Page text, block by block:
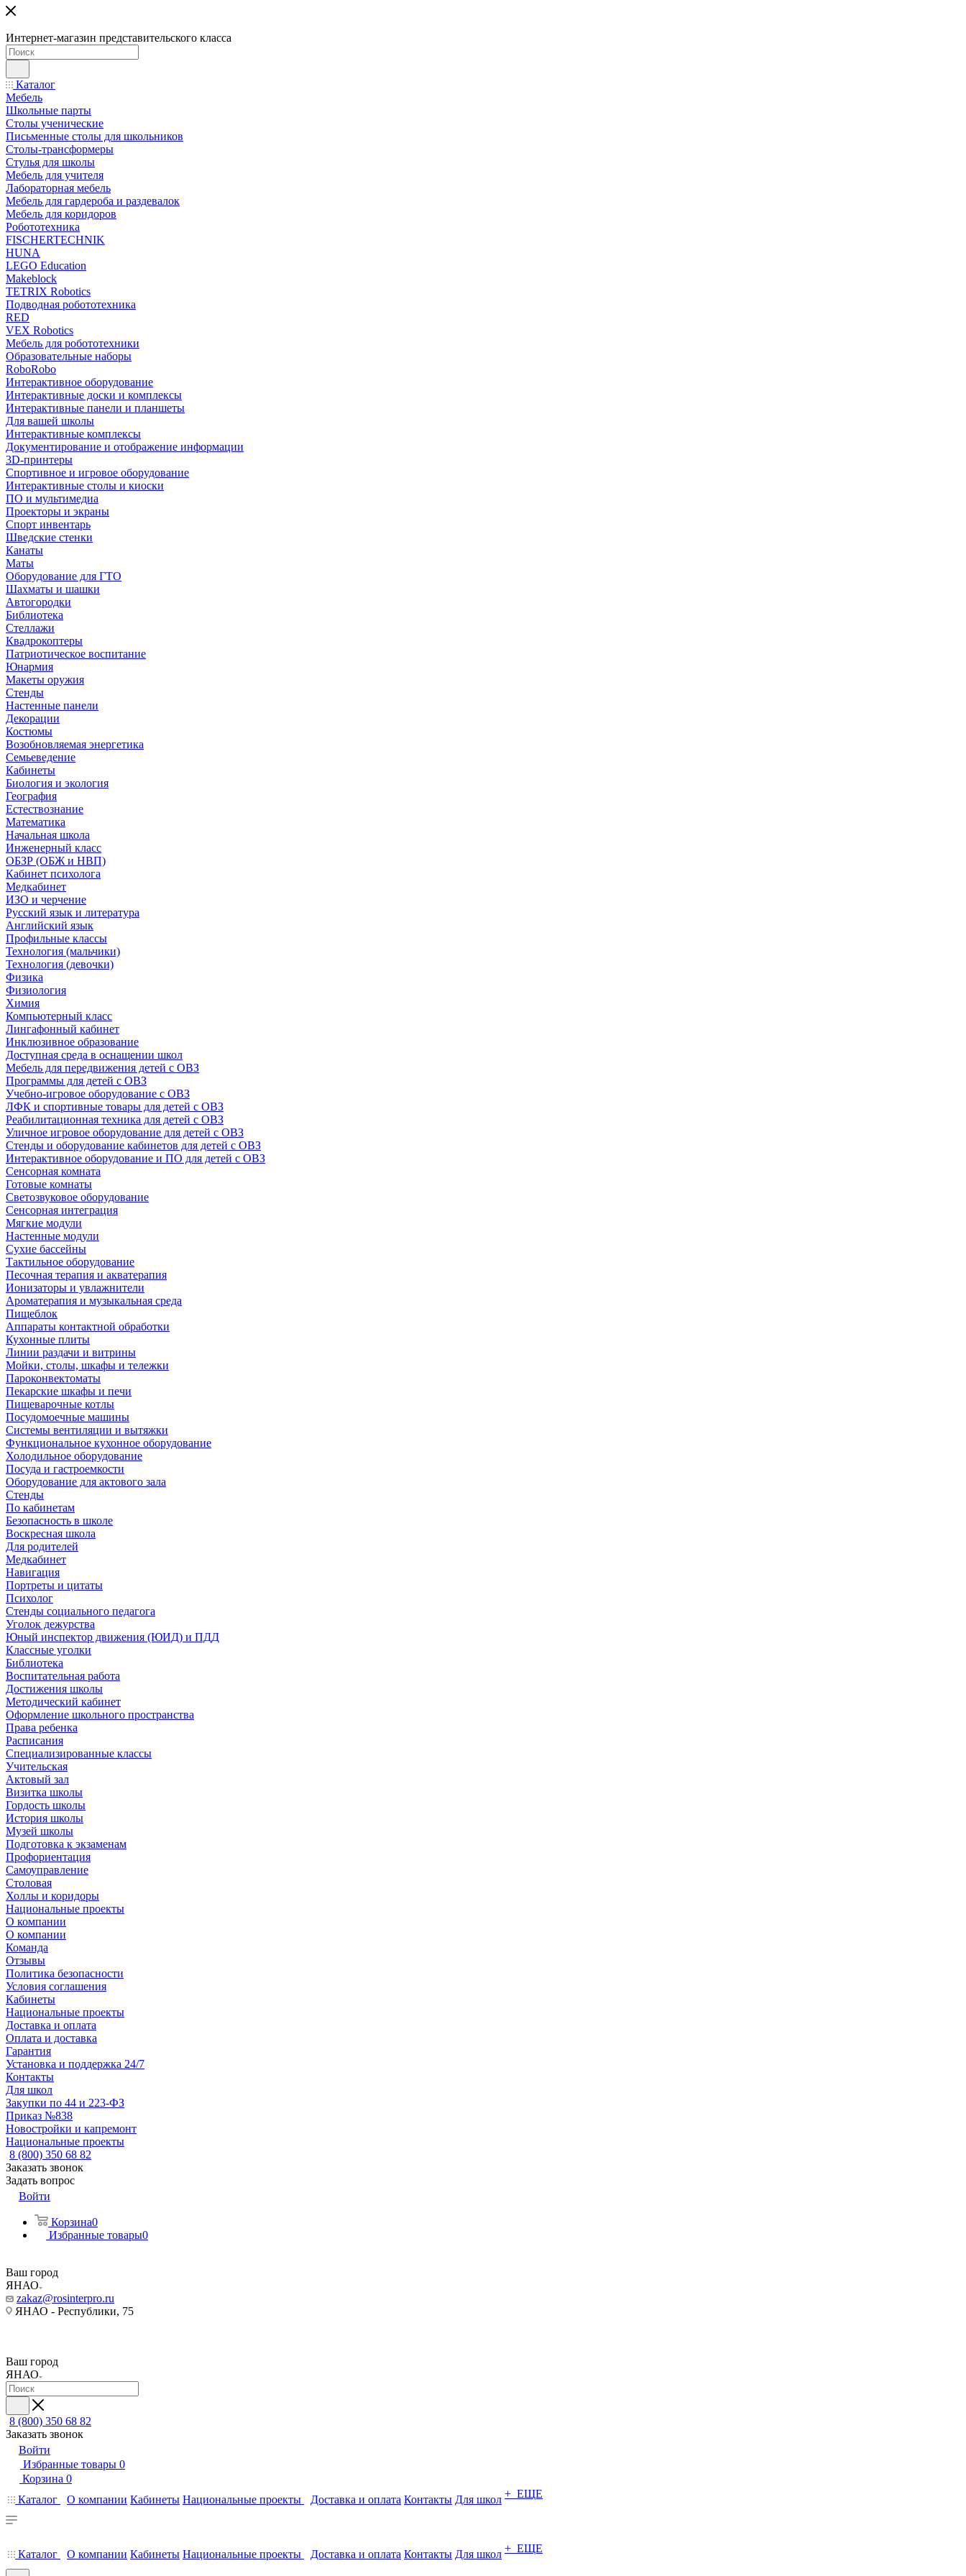
Интернет-магазин представительского класса
Каталог
Мебель
Школьные парты
Столы ученические
Письменные столы для школьников
Столы-трансформеры
Стулья для школы
Мебель для учителя
Лабораторная мебель
Мебель для гардероба и раздевалок
Мебель для коридоров
Робототехника
FISCHERTECHNIK
HUNA
LEGO Education
Makeblock
TETRIX Robotics
Подводная робототехника
RED
VEX Robotics
Мебель для робототехники
Образовательные наборы
RoboRobo
Интерактивное оборудование
Интерактивные доски и комплексы
Интерактивные панели и планшеты
Для вашей школы
Интерактивные комплексы
Документирование и отображение информации
3D-принтеры
Спортивное и игровое оборудование
Интерактивные столы и киоски
ПО и мультимедиа
Проекторы и экраны
Спорт инвентарь
Шведские стенки
Канаты
Маты
Оборудование для ГТО
Шахматы и шашки
Автогородки
Библиотека
Стеллажи
Квадрокоптеры
Патриотическое воспитание
Юнармия
Макеты оружия
Стенды
Настенные панели
Декорации
Костюмы
Возобновляемая энергетика
Семьеведение
Кабинеты
Биология и экология
География
Естествознание
Математика
Начальная школа
Инженерный класс
ОБЗР (ОБЖ и НВП)
Кабинет психолога
Медкабинет
ИЗО и черчение
Русский язык и литература
Английский язык
Профильные классы
Технология (мальчики)
Технология (девочки)
Физика
Физиология
Химия
Компьютерный класс
Лингафонный кабинет
Инклюзивное образование
Доступная среда в оснащении школ
Мебель для передвижения детей с ОВЗ
Программы для детей с ОВЗ
Учебно-игровое оборудование с ОВЗ
ЛФК и спортивные товары для детей с ОВЗ
Реабилитационная техника для детей с ОВЗ
Уличное игровое оборудование для детей с ОВЗ
Стенды и оборудование кабинетов для детей с ОВЗ
Интерактивное оборудование и ПО для детей с ОВЗ
Сенсорная комната
Готовые комнаты
Светозвуковое оборудование
Сенсорная интеграция
Мягкие модули
Настенные модули
Сухие бассейны
Тактильное оборудование
Песочная терапия и акватерапия
Ионизаторы и увлажнители
Ароматерапия и музыкальная среда
Пищеблок
Аппараты контактной обработки
Кухонные плиты
Линии раздачи и витрины
Мойки, столы, шкафы и тележки
Пароконвектоматы
Пекарские шкафы и печи
Пищеварочные котлы
Посудомоечные машины
Системы вентиляции и вытяжки
Функциональное кухонное оборудование
Холодильное оборудование
Посуда и гастроемкости
Оборудование для актового зала
Стенды
По кабинетам
Безопасность в школе
Воскресная школа
Для родителей
Медкабинет
Навигация
Портреты и цитаты
Психолог
Стенды социального педагога
Уголок дежурства
Юный инспектор движения (ЮИД) и ПДД
Классные уголки
Библиотека
Воспитательная работа
Достижения школы
Методический кабинет
Оформление школьного пространства
Права ребенка
Расписания
Специализированные классы
Учительская
Актовый зал
Визитка школы
Гордость школы
История школы
Музей школы
Подготовка к экзаменам
Профориентация
Самоуправление
Столовая
Холлы и коридоры
Национальные проекты
О компании
О компании
Команда
Отзывы
Политика безопасности
Условия соглашения
Кабинеты
Национальные проекты
Доставка и оплата
Оплата и доставка
Гарантия
Установка и поддержка 24/7
Контакты
Для школ
Закупки по 44 и 223-ФЗ
Приказ №838
Новостройки и капремонт
Национальные проекты
8 (800) 350 68 82
Заказать звонок
Задать вопрос
Войти
Корзина0
Избранные товары0
Ваш город
ЯНАО
zakaz@rosinterpro.ru
ЯНАО - Республики, 75
Ваш город
ЯНАО
8 (800) 350 68 82
Заказать звонок
Войти
Избранные товары 0
Корзина 0
Каталог
О компании Кабинеты Национальные проекты Доставка и оплата Контакты Для школ + ЕЩЕ
Каталог О компании Кабинеты Национальные проекты Доставка и оплата Контакты Для школ + ЕЩЕ